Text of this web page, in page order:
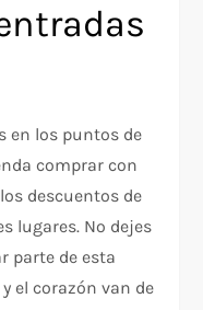
en los puntos de
comprar con
descuentos de
lugares. No dejes
parte de esta
el corazón van de